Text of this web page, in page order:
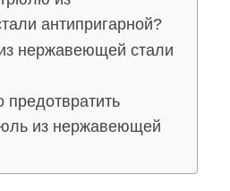
антипригарной?
нержавеющей стали
из нержавеющей